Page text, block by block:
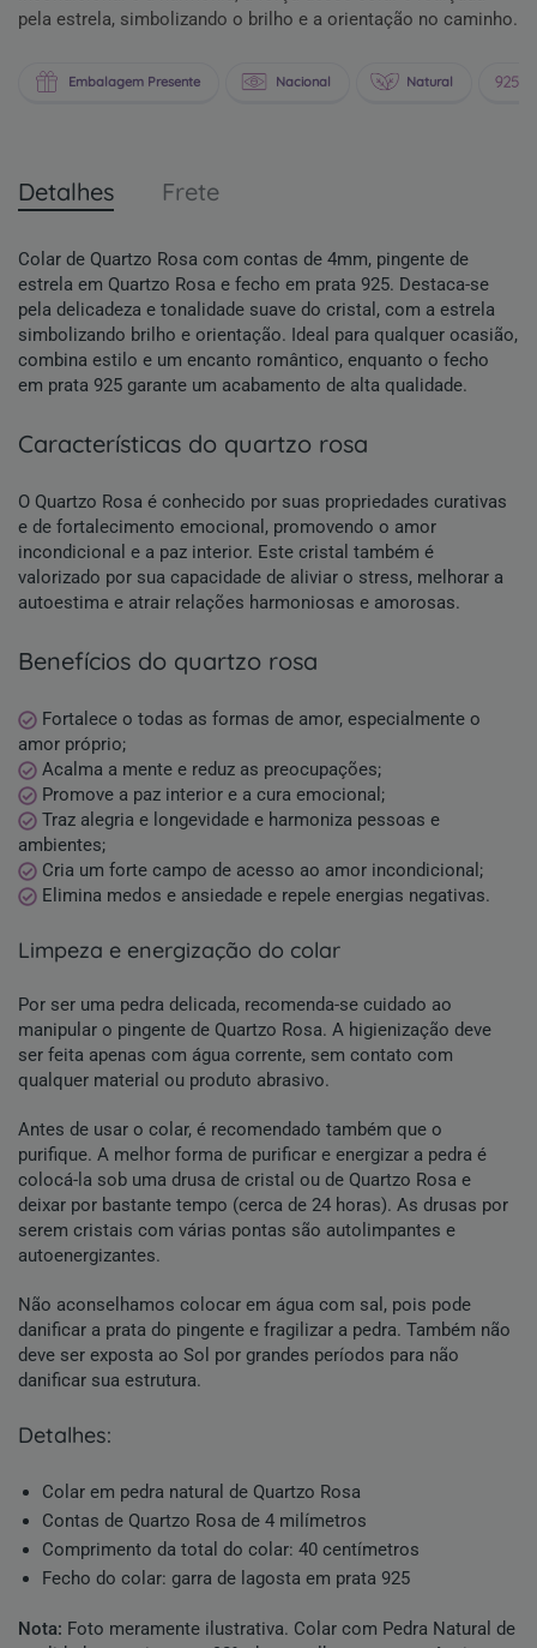
pela estrela, simbolizando o brilho e a orientação no caminho.
Embalagem Presente Nacional Natural
Detalhes Frete
Colar de Quartzo Rosa com contas de 4mm, pingente de
estrela em Quartzo Rosa e fecho em prata 925. Destaca-se
pela delicadeza e tonalidade suave do cristal, com a estrela
simbolizando brilho e orientação. Ideal para qualquer ocasião,
combina estilo e um encanto romântico, enquanto o fecho
em prata 925 garante um acabamento de alta qualidade.
características do quartzo rosa
O Quartzo Rosa é conhecido por suas propriedades curativas
e de fortalecimento emocional, promovendo o amor
incondicional e a paz interior. Este cristal também é
valorizado por sua capacidade de aliviar o stress, melhorar a
autoestima e atrair relações harmoniosas e amorosas.
benefícios do quartzo rosa
Fortalece o todas as formas de amor, especialmente o
amor próprio;
Acalma a mente e reduz as preocupações;
Promove a paz interior e a cura emocional;
Traz alegria e longevidade e harmoniza pessoas e
ambientes;
Cria um forte campo de acesso ao amor incondicional;
Elimina medos e ansiedade e repele energias negativas.
limpeza e energização do colar
Por ser uma pedra delicada, recomenda-se cuidado ao
manipular o pingente de Quartzo Rosa. A higienização deve
ser feita apenas com água corrente, sem contato com
qualquer material ou produto abrasivo.
Antes de usar o colar, é recomendado também que o
purifique. A melhor forma de purificar e energizar a pedra é
colocá-la sob uma drusa de cristal ou de Quartzo Rosa e
deixar por bastante tempo (cerca de 24 horas). As drusas por
serem cristais com várias pontas são autolimpantes e
autoenergizantes.
Não aconselhamos colocar em água com sal, pois pode
danificar a prata do pingente e fragilizar a pedra. Também não
deve ser exposta ao Sol por grandes períodos para não
danificar sua estrutura.
detalhes:
Colar em pedra natural de Quartzo Rosa
Contas de Quartzo Rosa de 4 milímetros
Comprimento da total do colar: 40 centímetros
Fecho do colar: garra de lagosta em prata 925
Nota: Foto meramente ilustrativa. Colar com Pedra Natural de